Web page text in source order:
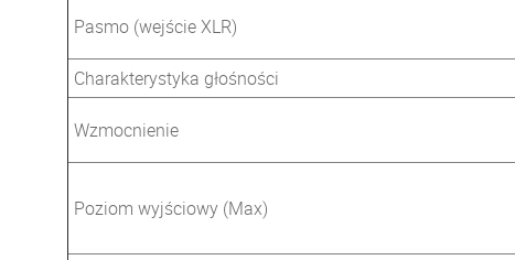
Pasmo (wejście XLR)
Charakterystyka głośności
Wzmocnienie
Poziom wyjściowy (Max)